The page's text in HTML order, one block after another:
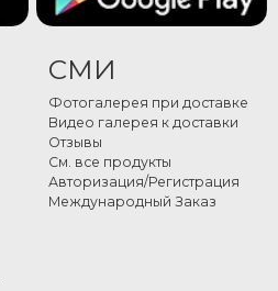
СМИ
Фотогалерея при доставке
Видео галерея к доставки
Отзывы
См. все продукты
Авторизация/Регистрация
Международный Заказ